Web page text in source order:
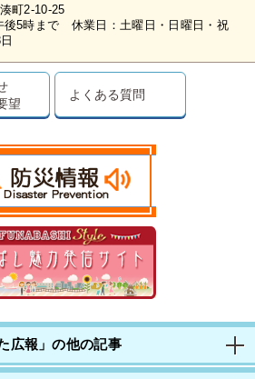
町2-10-25
後5時まで 休業日：土曜日・日曜日・祝
望
よくある質問
広報」の他の記事